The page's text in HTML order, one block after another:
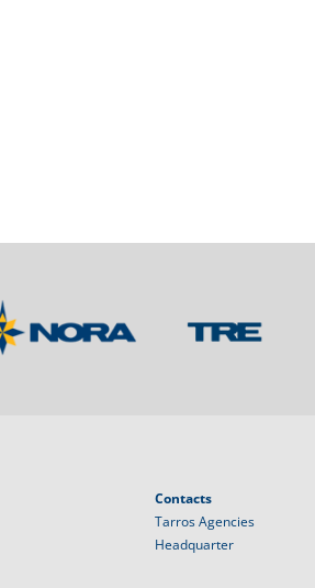
Contacts
Tarros Agencies
Headquarter